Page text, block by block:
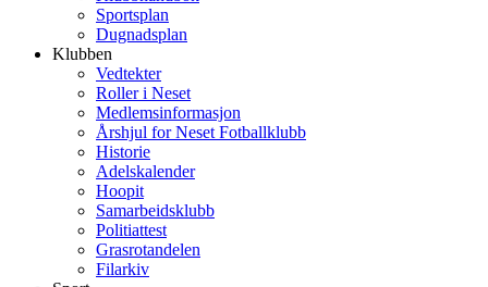
Sportsplan
Dugnadsplan
Klubben
Vedtekter
Roller i Neset
Medlemsinformasjon
Årshjul for Neset Fotballklubb
Historie
Adelskalender
Hoopit
Samarbeidsklubb
Politiattest
Grasrotandelen
Filarkiv